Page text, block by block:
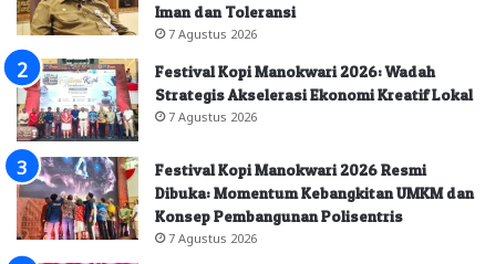
Iman dan Toleransi
7 Agustus 2026
Festival Kopi Manokwari 2026: Wadah
Strategis Akselerasi Ekonomi Kreatif Lokal
7 Agustus 2026
Festival Kopi Manokwari 2026 Resmi
Dibuka: Momentum Kebangkitan UMKM dan
Konsep Pembangunan Polisentris
7 Agustus 2026